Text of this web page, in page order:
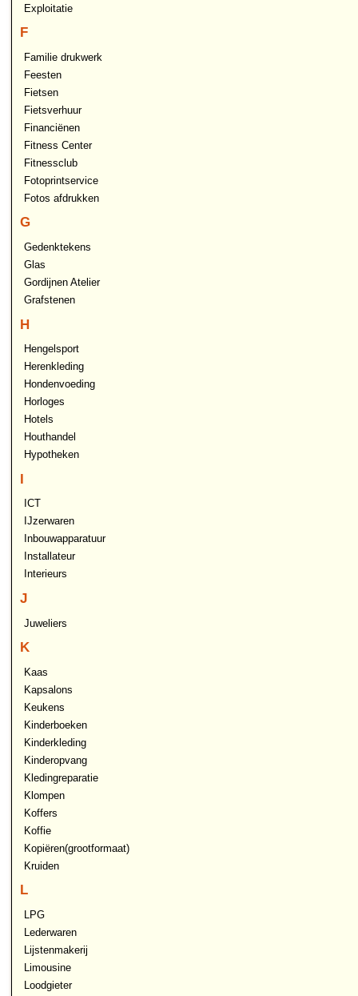
Exploitatie
F
Familie drukwerk
Feesten
Fietsen
Fietsverhuur
Financiënen
Fitness Center
Fitnessclub
Fotoprintservice
Fotos afdrukken
G
Gedenktekens
Glas
Gordijnen Atelier
Grafstenen
H
Hengelsport
Herenkleding
Hondenvoeding
Horloges
Hotels
Houthandel
Hypotheken
I
ICT
IJzerwaren
Inbouwapparatuur
Installateur
Interieurs
J
Juweliers
K
Kaas
Kapsalons
Keukens
Kinderboeken
Kinderkleding
Kinderopvang
Kledingreparatie
Klompen
Koffers
Koffie
Kopiëren(grootformaat)
Kruiden
L
LPG
Lederwaren
Lijstenmakerij
Limousine
Loodgieter